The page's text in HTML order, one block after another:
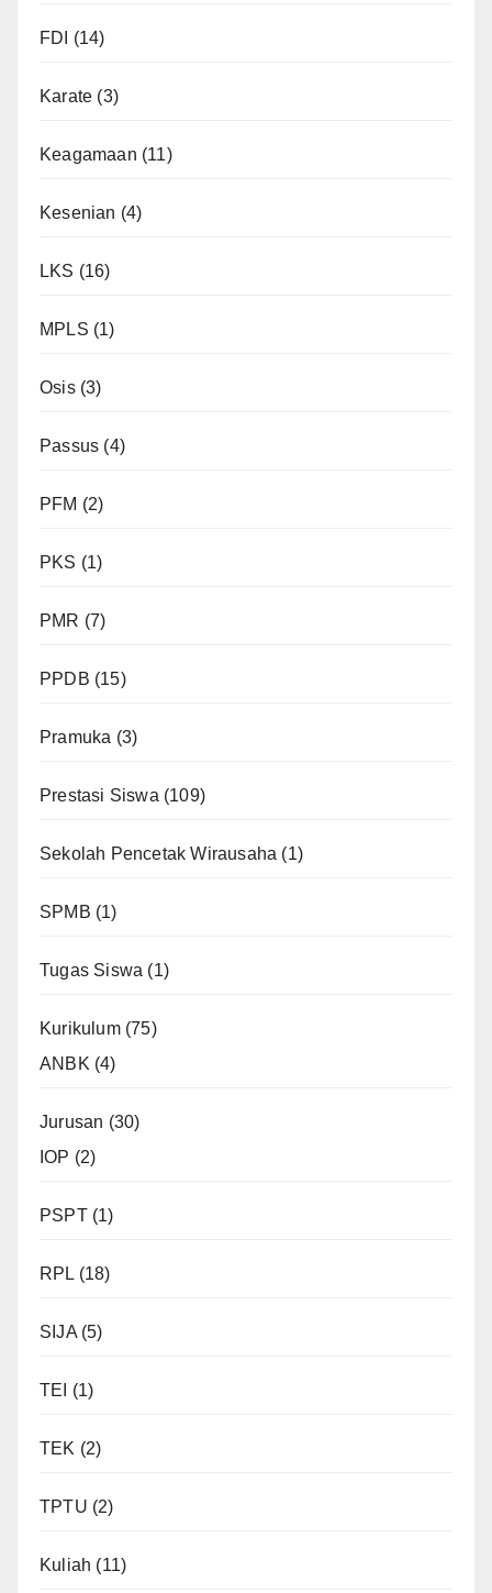
FDI (14)
Karate (3)
Keagamaan (11)
Kesenian (4)
LKS (16)
MPLS (1)
Osis(3)
Passus (4)
PFM (2)
PKS (1)
PMR (7)
PPDB (15)
Pramuka (3)
Prestasi Siswa (109)
Sekolah Pencetak Wirausaha (1)
SPMB (1)
Tugas Siswa (1)
Kurikulum(75)
ANBK (4)
Jurusan (30)
IOP (2)
PSPT(1)
RPL (18)
SIJA(5)
TEI (1)
TEK (2)
TPTU (2)
Kuliah (11)